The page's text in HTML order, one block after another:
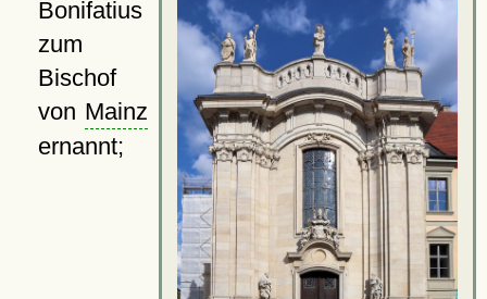
Bonifatius
zum
Bischof
von Mainz
ernannt;